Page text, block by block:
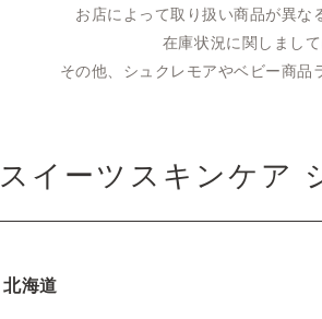
お店によって取り扱い商品が異
在庫状況に関しまし
その他、シュクレモアやベビー商
スイーツスキンケア
北海道